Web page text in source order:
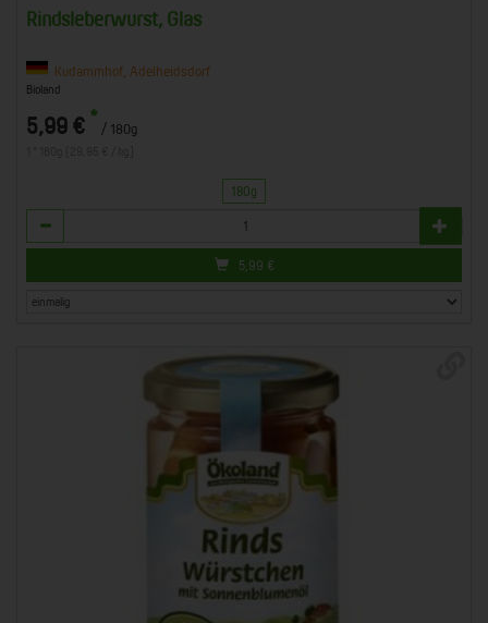
Rindsleberwurst, Glas
Kudammhof, Adelheidsdorf
Bioland
5,99 € * / 180g
180g
Anzahl
5,99 €